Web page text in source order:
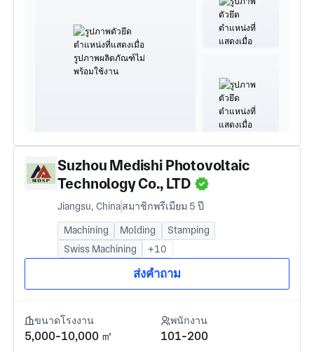
Suzhou Medishi Photovoltaic
Technology Co., LTD
Jiangsu, Chinaสมาชิกพรีเมียม 5 ปี
Machining Molding
Stamping
Swiss Machining
+10
ส่งคำถาม
ขนาดโรงงาน
5,000-10,000 ㎡
พนักงาน
101-200